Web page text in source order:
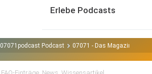
Erlebe Podcasts
07071podcast Podcast 07071 - Das Magazin 03